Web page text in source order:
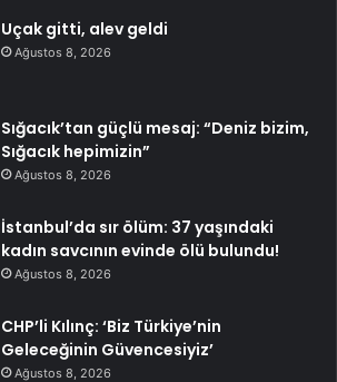
Uçak gitti, alev geldi
Ağustos 8, 2026
Sığacık’tan güçlü mesaj: “Deniz bizim,
Sığacık hepimizin”
Ağustos 8, 2026
İstanbul’da sır ölüm: 37 yaşındaki
kadın savcının evinde ölü bulundu!
Ağustos 8, 2026
CHP’li Kılınç: ‘Biz Türkiye’nin
Geleceğinin Güvencesiyiz’
Ağustos 8, 2026